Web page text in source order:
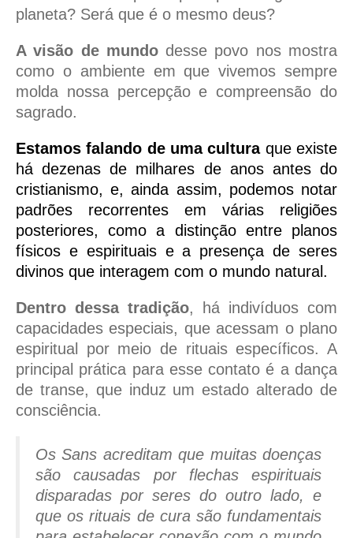
planeta? Será que é o mesmo deus?
A visão de mundodesse povo nos mostra
como o ambiente em que vivemos sempre
molda nossa percepção e compreensão do
sagrado.
Estamos falando de uma culturaque existe
há dezenas de milhares de anos antes do
cristianismo, e, ainda assim, podemos notar
padrões recorrentes em várias religiões
posteriores, como a distinção entre planos
físicos e espirituais e a presença de seres
divinos que interagem com o mundo natural.
Dentro dessa tradição, há indivíduos com
capacidades especiais, que acessam o plano
espiritual por meio de rituais específicos. A
principal prática para esse contato é a dança
de transe, que induz um estado alterado de
consciência.
Os Sans acreditam que muitas doenças
são causadas por flechas espirituais
disparadas por seres do outro lado, e
que os rituais de cura são fundamentais